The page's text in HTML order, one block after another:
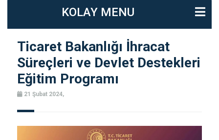
KOLAY MENU
Ticaret Bakanlığı İhracat
Süreçleri ve Devlet Destekleri
Eğitim Programı
21 Şubat 2024,